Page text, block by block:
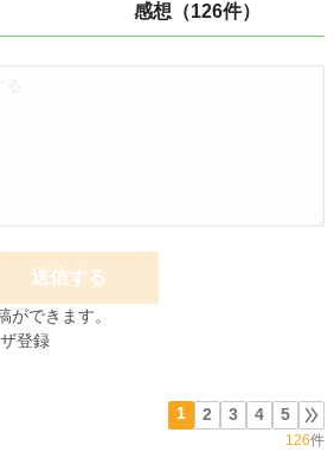
うとするがソフィアは聞く耳を持たずに王子の元
感想（126件）
送信する
ができます。
登録
1 2 3 4 5
126件